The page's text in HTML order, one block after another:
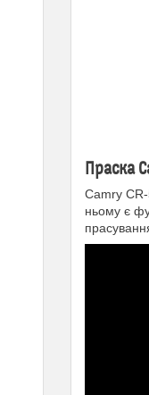
Праска
Camry
ньому є